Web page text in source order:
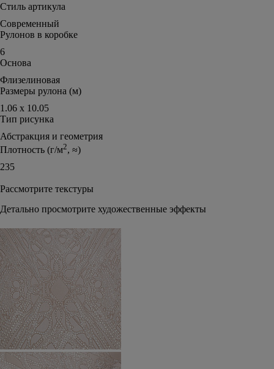
Стиль артикула
Современный
Рулонов в коробке
6
Основа
Флизелиновая
Размеры рулона (м)
1.06 х 10.05
Тип рисунка
Абстракция и геометрия
Плотность (г/м2, ≈)
235
Рассмотрите текстуры
Детально просмотрите художественные эффекты